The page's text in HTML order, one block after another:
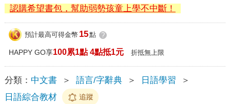
認購希望書包，幫助弱勢孩童上學不中斷！
預計最高可得金幣 15點 ?
HAPPY GO享100累1點 4點抵1元 折抵無上限
分類： 中文書 ＞ 語言/字辭典 ＞ 日語學習
＞
日語綜合教材
追蹤